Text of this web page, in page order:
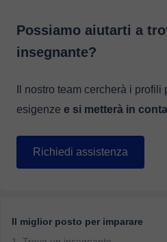
Possiamo aiutarti a
insegnante?
Il nostro team cercherà i
esigenze e si metterà in
Richiedi assistenza
Il miglior posto per imparare